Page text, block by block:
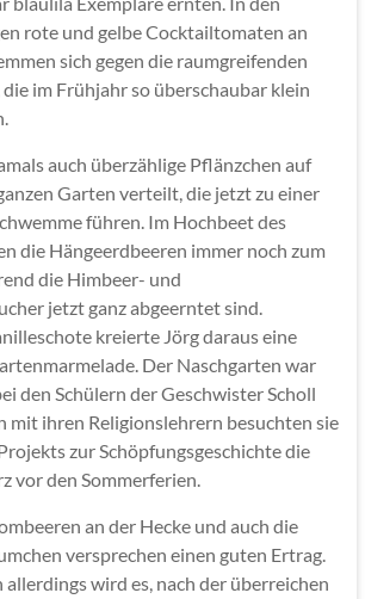
rote und gelbe Cocktailtomaten an
sich gegen die raumgreifenden
im Frühjahr so überschaubar klein
auch überzählige Pflänzchen auf
Garten verteilt, die jetzt zu einer
führen. Im Hochbeet des
die Hängeerdbeeren immer noch zum
die Himbeer- und
jetzt ganz abgeerntet sind.
kreierte Jörg daraus eine
Der Naschgarten war
den Schülern der Geschwister Scholl
mit ihren Religionslehrern besuchten sie
zur Schöpfungsgeschichte die
vor den Sommerferien.
an der Hecke und auch die
versprechen einen guten Ertrag.
wird es, nach der überreichen